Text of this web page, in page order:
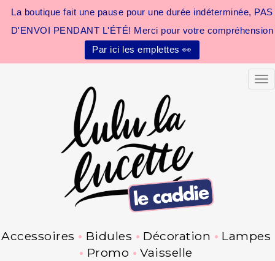
La boutique fait une pause pour une durée indéterminée, PAS
D'ENVOI PENDANT L'ÉTÉ! Merci pour votre compréhension
Par ici les emplettes 👀
Accessoires Bidules Décoration
Lampes
Promo
Vaisselle